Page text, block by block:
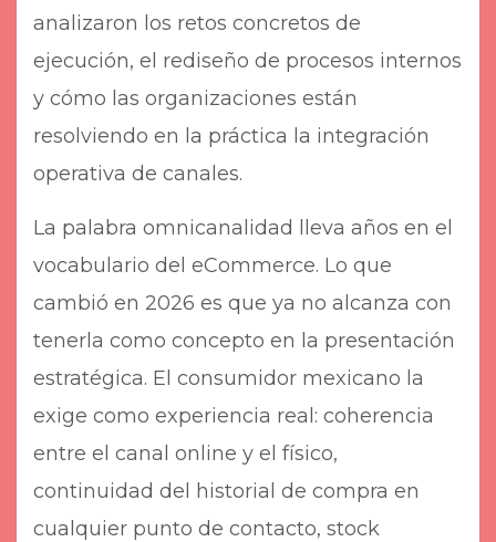
analizaron los retos concretos de
ejecución, el rediseño de procesos internos
y cómo las organizaciones están
resolviendo en la práctica la integración
operativa de canales.
La palabra omnicanalidad lleva años en el
vocabulario del eCommerce. Lo que
cambió en 2026 es que ya no alcanza con
tenerla como concepto en la presentación
estratégica. El consumidor mexicano la
exige como experiencia real: coherencia
entre el canal online y el físico,
continuidad del historial de compra en
cualquier punto de contacto, stock